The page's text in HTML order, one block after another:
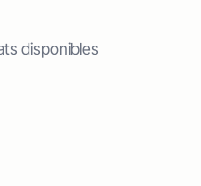
disponibles